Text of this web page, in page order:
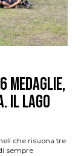
medaglie,
Il Lago
che risuona tre
sempre